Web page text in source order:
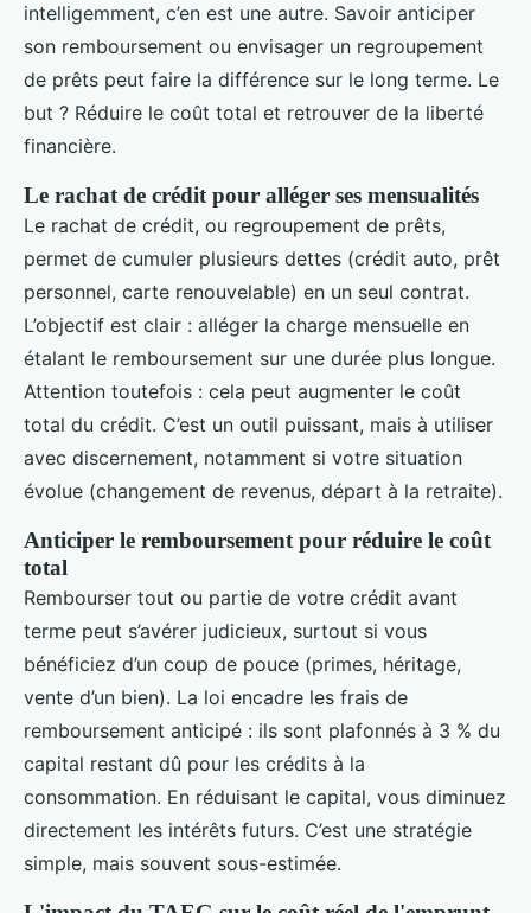
intelligemment, c’en est une autre. Savoir anticiper
son remboursement ou envisager un regroupement
de prêts peut faire la différence sur le long terme. Le
but ? Réduire le coût total et retrouver de la liberté
financière.
Le rachat de crédit pour alléger ses mensualités
Le rachat de crédit, ou regroupement de prêts,
permet de cumuler plusieurs dettes (crédit auto, prêt
personnel, carte renouvelable) en un seul contrat.
L’objectif est clair : alléger la charge mensuelle en
étalant le remboursement sur une durée plus longue.
Attention toutefois : cela peut augmenter le coût
total du crédit. C’est un outil puissant, mais à utiliser
avec discernement, notamment si votre situation
évolue (changement de revenus, départ à la retraite).
Anticiper le remboursement pour réduire le coût
total
Rembourser tout ou partie de votre crédit avant
terme peut s’avérer judicieux, surtout si vous
bénéficiez d’un coup de pouce (primes, héritage,
vente d’un bien). La loi encadre les frais de
remboursement anticipé : ils sont plafonnés à 3 % du
capital restant dû pour les crédits à la
consommation. En réduisant le capital, vous diminuez
directement les intérêts futurs. C’est une stratégie
simple, mais souvent sous-estimée.